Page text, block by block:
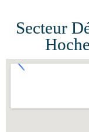
Secteur